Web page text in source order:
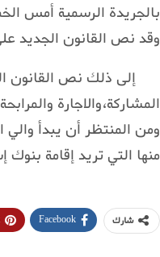
بالجريدة الرسمية أمس
وقد نص القانون الجديد
إلى ذلك نص القانون
المشاركة،والاجارة
ومن المنتظر أن يبدأ
منها التي تريد إقامة بنوك
شارك Facebook